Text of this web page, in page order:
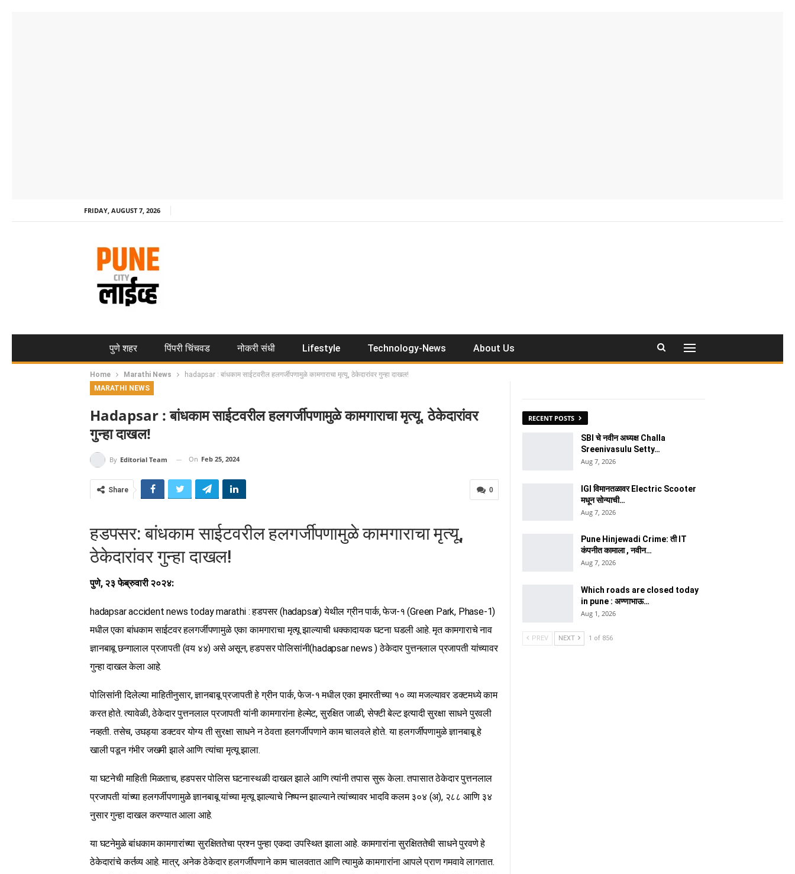
FRIDAY, AUGUST 7, 2026
पुणे शहर पिंपरी चिंचवड नोकरी संधी Lifestyle Technology-News About Us
Home Marathi News
hadapsar : बांधकाम साईटवरील हलगर्जीपणामुळे कामगाराचा मृत्यू, ठेकेदारांवर गुन्हा दाखल!
MARATHI NEWS
Hadapsar : बांधकाम साईटवरील हलगर्जीपणामुळे कामगाराचा मृत्यू, ठेकेदारांवर
गुन्हा दाखल!
By Editorial Team On Feb 25, 2024
0
Share
हडपसर: बांधकाम साईटवरील हलगर्जीपणामुळे कामगाराचा मृत्यू,
ठेकेदारांवर गुन्हा दाखल!
पुणे, २३ फेब्रुवारी २०२४:
hadapsar accident news today marathi : हडपसर (hadapsar) येथील ग्रीन पार्क, फेज-१ (Green Park, Phase-1)
मधील एका बांधकाम साईटवर हलगर्जीपणामुळे एका कामगाराचा मृत्यू झाल्याची धक्कादायक घटना घडली आहे. मृत कामगाराचे नाव
ज्ञानबाबू छन्गालाल प्रजापती (वय ४४) असे असून, हडपसर पोलिसांनी(hadapsar news ) ठेकेदार पुत्तनलाल प्रजापती यांच्यावर
गुन्हा दाखल केला आहे.
पोलिसांनी दिलेल्या माहितीनुसार, ज्ञानबाबू प्रजापती हे ग्रीन पार्क, फेज-१ मधील एका इमारतीच्या १० व्या मजल्यावर डक्टमध्ये काम
करत होते. त्यावेळी, ठेकेदार पुत्तनलाल प्रजापती यांनी कामगारांना हेल्मेट, सुरक्षित जाळी, सेफ्टी बेल्ट इत्यादी सुरक्षा साधने पुरवली
नव्हती. तसेच, उघड्या डक्टवर योग्य ती सुरक्षा साधने न ठेवता हलगर्जीपणाने काम चालवले होते. या हलगर्जीपणामुळे ज्ञानबाबू हे
खाली पडून गंभीर जखमी झाले आणि त्यांचा मृत्यू झाला.
या घटनेची माहिती मिळताच, हडपसर पोलिस घटनास्थळी दाखल झाले आणि त्यांनी तपास सुरू केला. तपासात ठेकेदार पुत्तनलाल
प्रजापती यांच्या हलगर्जीपणामुळे ज्ञानबाबू यांच्या मृत्यू झाल्याचे निष्पन्न झाल्याने त्यांच्यावर भादवि कलम ३०४ (अ), २८८ आणि ३४
नुसार गुन्हा दाखल करण्यात आला आहे.
या घटनेमुळे बांधकाम कामगारांच्या सुरक्षिततेचा प्रश्न पुन्हा एकदा उपस्थित झाला आहे. कामगारांना सुरक्षिततेची साधने पुरवणे हे
ठेकेदारांचे कर्तव्य आहे. मात्र, अनेक ठेकेदार हलगर्जीपणाने काम चालवतात आणि त्यामुळे कामगारांना आपले प्राण गमवावे लागतात.
RECENT POSTS
SBI चे नवीन अध्यक्ष Challa
Sreenivasulu Setty…
Aug 7, 2026
IGI विमानतळावर Electric Scooter
मधून सोन्याची…
Aug 7, 2026
Pune Hinjewadi Crime: ती IT
कंपनीत कामाला , नवीन…
Aug 7, 2026
Which roads are closed today
in pune : अण्णाभाऊ…
Aug 1, 2026
PREV NEXT 1 of 856